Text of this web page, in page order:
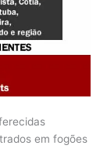
em fogões